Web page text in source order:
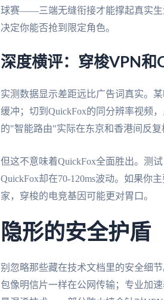
球赛——三端无缝衔接才能撑起真实生
决定你能否抢到限定角色。
深度横评：穿梭VPN和
实测数据显示差距远比广告词真实。
缓冲；切到QuickFox的同分辨率视频
的"智能路由"实际在东京和香港间反复
但这不意味着QuickFox全面胜出。测
QuickFox却在70-120ms波动。如果你
家，穿梭的电竞基因可能更对胃口。
隐形的安全护盾
别忽略那些藏在技术文档里的安全细
包像明信片一样在公网传输；专业加